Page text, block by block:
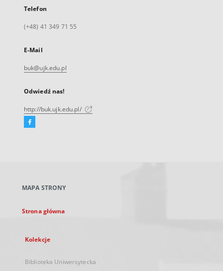
Telefon
(+48) 41 349 71 55
E-Mail
buk@ujk.edu.pl
Odwiedź nas!
http://buk.ujk.edu.pl/
Facebook
karcie
MAPA STRONY
Strona główna
Kolekcje
Biblioteka Uniwersytecka